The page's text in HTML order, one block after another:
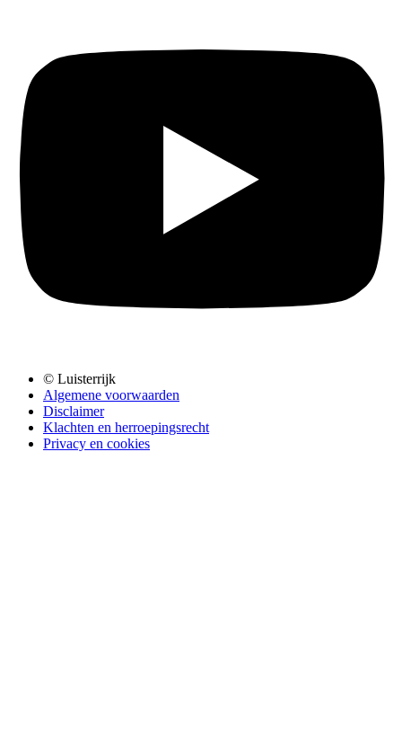
© Luisterrijk
Algemene voorwaarden
Disclaimer
Klachten en herroepingsrecht
Privacy en cookies